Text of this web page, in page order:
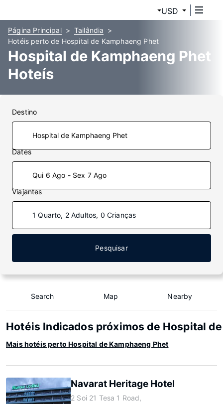
USD
Página Principal
Tailândia
Hotéis perto de Hospital de Kamphaeng Phet
Hospital de Kamphaeng Phet
Hoteís
Destino
Dates
Qui 6 Ago - Sex 7 Ago
Viajantes
1 Quarto, 2 Adultos, 0 Crianças
Pesquisar
Search Map Nearby
Hotéis Indicados próximos de Hospital
Mais hotéis perto Hospital de Kamphaeng Phet
Navarat Heritage Hotel
2 Soi 21 Tesa 1 Road,